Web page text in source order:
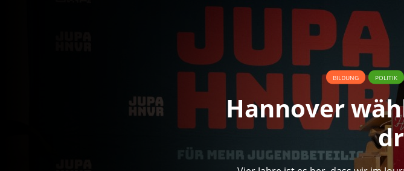
BILDUNG POLITIK
Hannover